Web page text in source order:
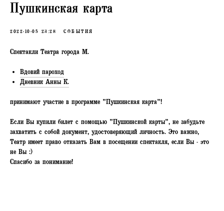
Пушкинская карта
2022-10-05 23:28 СОБЫТИЯ
Спектакли Театра города М.
Вдовий пароход
Дневник Анны К.
принимают участие в программе "Пушкинская карта"!
Если Вы купили билет с помощью "Пушкинской карты", не забудьте
захватить с собой документ, удостоверяющий личность. Это важно,
Театр имеет право отказать Вам в посещении спектакля, если Вы - это
не Вы :)
Спасибо за понимание!